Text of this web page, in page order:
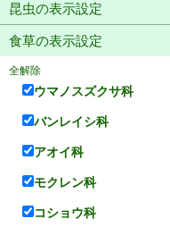
オオバナソケイ
昆虫の表示設定
食草の表示設定
全解除
ウマノスズクサ科
バンレイシ科
アオイ科
モクレン科
コショウ科